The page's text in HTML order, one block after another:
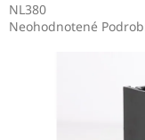
NL380
Priemerné
Neohodnotené